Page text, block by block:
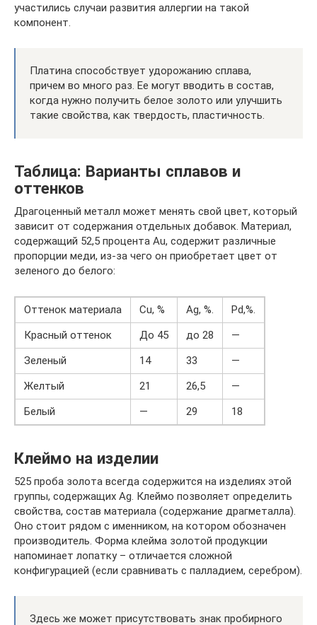
участились случаи развития аллергии на такой
компонент.
Платина способствует удорожанию сплава,
причем во много раз. Ее могут вводить в состав,
когда нужно получить белое золото или улучшить
такие свойства, как твердость, пластичность.
Таблица: Варианты сплавов и
оттенков
Драгоценный металл может менять свой цвет, который
зависит от содержания отдельных добавок. Материал,
содержащий 52,5 процента Au, содержит различные
пропорции меди, из-за чего он приобретает цвет от
зеленого до белого:
Оттенок материала Cu, % Ag, %.
Pd,%.
Красный оттенок
До 45 до 28
—
Зеленый
14 33
—
Желтый
21 26,5
—
Белый
— 29 18
Клеймо на изделии
525 проба золота всегда содержится на изделиях этой
группы, содержащих Ag. Клеймо позволяет определить
свойства, состав материала (содержание драгметалла).
Оно стоит рядом с именником, на котором обозначен
производитель. Форма клейма золотой продукции
напоминает лопатку – отличается сложной
конфигурацией (если сравнивать с палладием, серебром).
Здесь же может присутствовать знак пробирного